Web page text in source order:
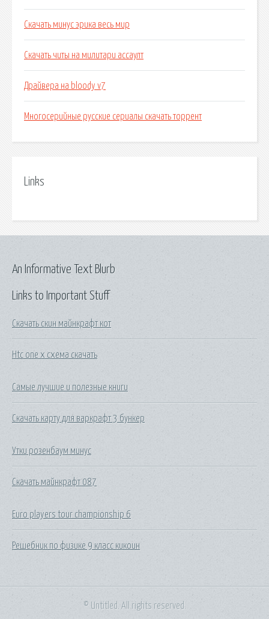
Скачать минус эрика весь мир
Скачать читы на милитари ассаулт
Драйвера на bloody v7
Многосерийные русские сериалы скачать торрент
Links
Links to Important Stuff
Скачать скин майнкрафт кот
Htc one x схема скачать
Самые лучшие и полезные книги
Скачать карту для варкрафт 3 бункер
Утки розенбаум минус
Скачать майнкрафт 087
Euro players tour championship 6
Решебник по физике 9 класс кикоин
An Informative Text Blurb
© Untitled. All rights reserved.